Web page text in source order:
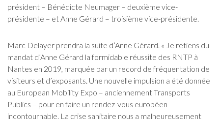
président – Bénédicte Neumager – deuxième vice-
présidente – et Anne Gérard – troisième vice-présidente.
Marc Delayer prendra la suite d’Anne Gérard. « Je retiens du
mandat d’Anne Gérard la formidable réussite des RNTP à
Nantes en 2019, marquée par un record de fréquentation de
visiteurs et d’exposants. Une nouvelle impulsion a été donnée
au European Mobility Expo – anciennement Transports
Publics – pour en faire un rendez-vous européen
incontournable. La crise sanitaire nous a malheureusement